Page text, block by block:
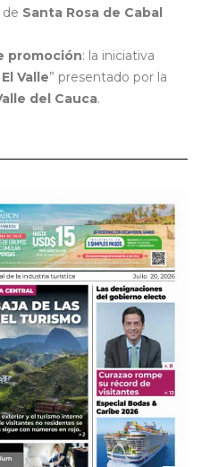
Santa Rosa de Cabal
promoción: la iniciativa
Valle” presentado por la
del Cauca.